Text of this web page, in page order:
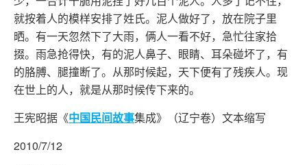
就按着人的模样安排了姓氏。泥人做好了，放在院子里
晒。有一天忽然下了大雨，俩人一看不好，急忙往家拾
掇。雨急抢得快，有的泥人鼻子、眼睛、耳朵碰坏了，有
的胳膊、腿撞断了。从那时候起，天下便有了残疾人。现
在世上的人，就是从那时候传下来的。
王宪昭据《中国民间故事集成》（辽宁卷）文本缩写
2010/7/12